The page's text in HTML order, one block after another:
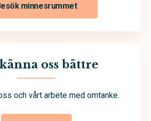
minnesrummet
oss bättre
och vårt arbete med omtanke.